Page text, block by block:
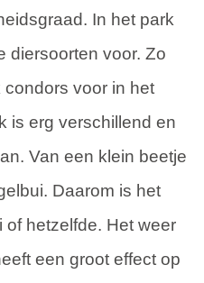
In het park
diersoorten voor. Zo
voor in het
is erg verschillend en
Van een klein beetje
Daarom is het
of hetzelfde. Het weer
een groot effect op